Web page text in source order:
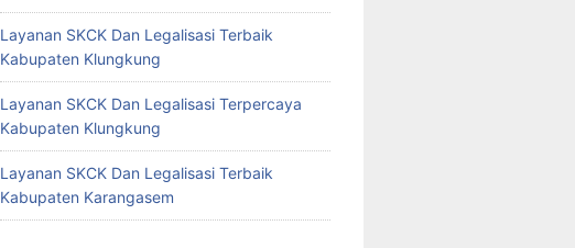
Layanan SKCK Dan Legalisasi Terbaik
Kabupaten Klungkung
Layanan SKCK Dan Legalisasi Terpercaya
Kabupaten Klungkung
Layanan SKCK Dan Legalisasi Terbaik
Kabupaten Karangasem